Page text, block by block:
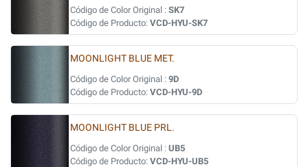
Código de Color Original : SK7
Código de Producto: VCD-HYU-SK7
MOONLIGHT BLUE MET.
Código de Color Original : 9D
Código de Producto: VCD-HYU-9D
MOONLIGHT BLUE PRL.
Código de Color Original : UB5
Código de Producto: VCD-HYU-UB5